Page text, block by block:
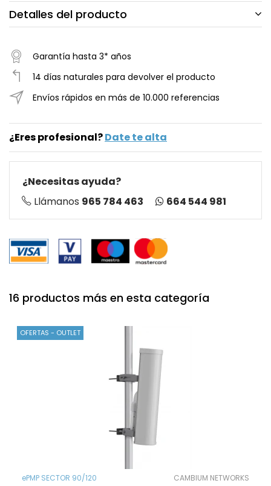
Detalles del producto
Garantía hasta 3* años
14 días naturales para devolver el producto
Envíos rápidos en más de 10.000 referencias
¿Eres profesional?Date te alta
¿Necesitas ayuda?
Llámanos 965 784 463 664 544 981
16 productos más en esta categoría
OFERTAS - OUTLET
ePMP SECTOR 90/120 CAMBIUM NETWORKS